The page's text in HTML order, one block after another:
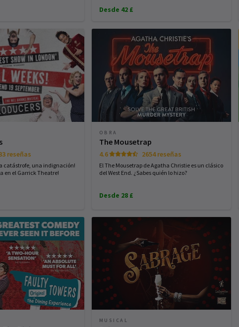
Desde 42 £
reseñas
catástrofe, una indignación!
en el Garrick Theatre!
OBRA
The Mousetrap
4.6 2654 reseñas
El The Mousetrap de Agatha Christie es un clásico
del West End. ¿Sabes quién lo hizo?
Desde 28 £
MUSICAL